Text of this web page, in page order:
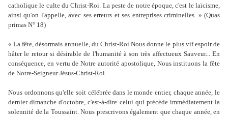
catholique le culte du Christ-Roi. La peste de notre époque, c'est le laïcisme,
ainsi qu'on l'appelle, avec ses erreurs et ses entreprises criminelles. » (Quas
primas N° 18)
« La fête, désormais annuelle, du Christ-Roi Nous donne le plus vif espoir de
hâter le retour si désirable de l'humanité à son très affectueux Sauveur... En
conséquence, en vertu de Notre autorité apostolique, Nous instituons la fête
de Notre-Seigneur Jésus-Christ-Roi.
Nous ordonnons qu'elle soit célébrée dans le monde entier, chaque année, le
dernier dimanche d'octobre, c'est-à-dire celui qui précède immédiatement la
solennité de la Toussaint. Nous prescrivons également que chaque année, en